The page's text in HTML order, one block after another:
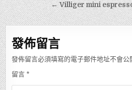
章
導
覽
← Villiger mini
發佈留言
發佈留言必須填寫的電子郵件地址不會公
留言 *